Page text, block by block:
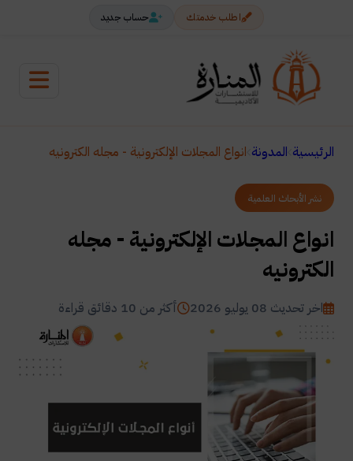
اطلب خدمتك حساب جديد
الرئيسية المدونة انواع المجلات الإلكترونية - مجله الكترونيه
نشر الأبحاث العلمية
انواع المجلات الإلكترونية - مجله
الكترونيه
اخر تحديث 08 يوليو 2026 أكثر من 10 دقائق قراءة